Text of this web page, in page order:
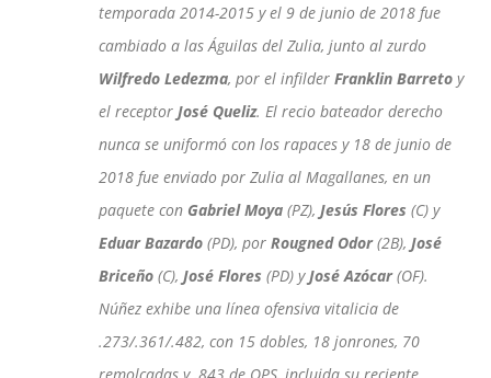
temporada 2014-2015 y el 9 de junio de 2018 fue
cambiado a las Águilas del Zulia, junto al zurdo
Wilfredo Ledezma, por el infilder Franklin Barreto y
el receptor José Queliz. El recio bateador derecho
nunca se uniformó con los rapaces y 18 de junio de
2018 fue enviado por Zulia al Magallanes, en un
paquete con Gabriel Moya (PZ), Jesús Flores (C) y
Eduar Bazardo (PD), por Rougned Odor(2B), José
Briceño (C), José Flores (PD) y José Azócar(OF).
Núñez exhibe una línea ofensiva vitalicia de
.273/.361/.482, con 15 dobles, 18 jonrones, 70
remolcadas y .843 de OPS, incluida su reciente